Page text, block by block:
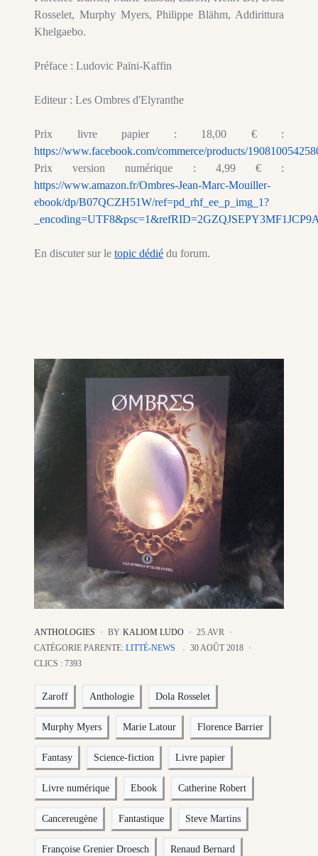
Rosselet, Murphy Myers, Philippe Blähm, Addirittura
Khelgaebo.
Préface : Ludovic Païni-Kaffin
Editeur : Les Ombres d'Elyranthe
Prix livre papier : 18,00 € :
https://www.facebook.com/commerce/products/
Prix version numérique : 4,99 € :
https://www.amazon.fr/Ombres-Jean-Marc-Mouiller-
ebook/dp/B07QCZH51W/ref=pd_rhf_ee_p_img_1?
En discuter sur le topic dédié du forum.
ANTHOLOGIES BY KALIOM LUDO
25.AVR
CATÉGORIE PARENTE: LITTÉ-NEWS
30 AOÛT 2018
CLICS : 7393
Zaroff Anthologie Dola Rosselet
Murphy Myers Marie Latour Florence Barrier
Fantasy Science-fiction Livre papier
Livre numérique Ebook Catherine Robert
Cancereugène Fantastique Steve Martins
Françoise Grenier Droesch Renaud Bernard